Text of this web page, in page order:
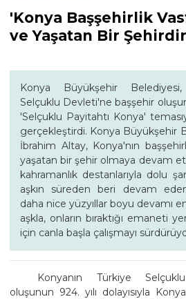
'Konya Başşehirlik
ve Yaşatan Bir
Konya Büyükşehir
Selçuklu Devleti'ne başşehir
'Selçuklu Payitahtı Konya'
gerçekleştirdi. Konya Büyükşehir
İbrahim Altay, Konya'nın
yaşatan bir şehir olmaya devam
kahramanlık destanlarıyla dolu
aşkın süreden beri devam
daha nice yüzyıllar boyu devamı
aşkla, onların bıraktığı emaneti
için canla başla çalışmayı
Konyanın Türkiye
oluşunun 924. yılı dolayısıyla